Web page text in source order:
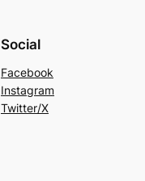
Social
Facebook
Instagram
Twitter/X